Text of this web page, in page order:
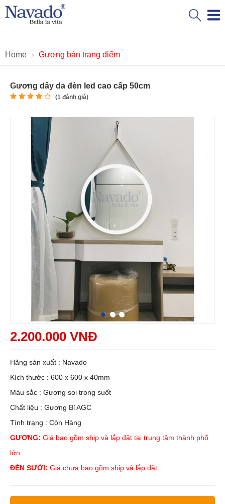
Home Gương bàn trang điểm
Gương dây da đèn led cao cấp 50cm
(1 đánh giá)
2.200.000 VNĐ
Hãng sản xuất : Navado
Kích thước : 600 x 600 x 40mm
Màu sắc : Gương soi trong suốt
Chất liệu : Gương Bỉ AGC
Tình trạng : Còn Hàng
GƯƠNG: Giá bao gồm ship và lắp đặt tại trung tâm thành phố
lớn
ĐÈN SƯỞI: Giá chưa bao gồm ship và lắp đặt